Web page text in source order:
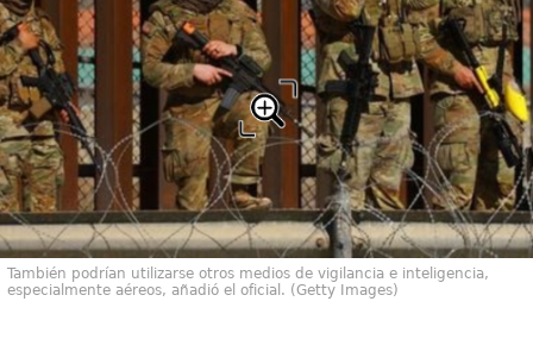
También podrían utilizarse otros medios de vigilancia e inteligencia,
especialmente aéreos, añadió el oficial. (Getty Images)